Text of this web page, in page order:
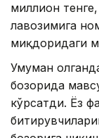
миллион
лавозимига
миқдоридаги
Умуман
бозорида
кўрсатди. Ёз